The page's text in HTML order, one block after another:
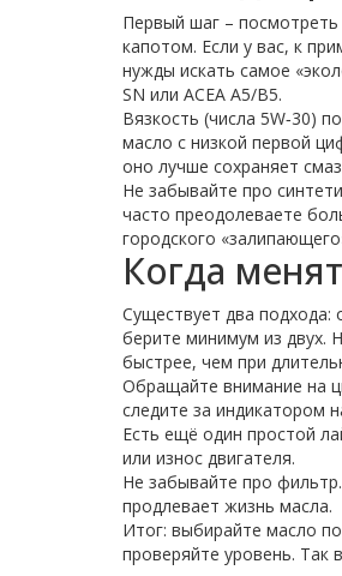
Первый шаг –
капотом. Если у вас, к
нужды искать самое
SN или ACEA A5/B5.
Вязкость (числа 5W‑30)
масло с низкой первой
оно лучше сохраняет
Не забывайте про
часто преодолеваете
городского
Когда
Существует два подхода:
берите минимум из двух.
быстрее, чем при
Обращайте внимание на
следите за индикатором
Есть ещё один простой
или износ двигателя.
Не забывайте про
продлевает жизнь масла.
Итог: выбирайте масло
проверяйте уровень. Так